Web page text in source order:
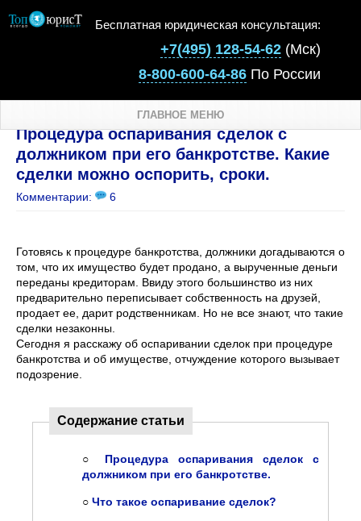
Бесплатная юридическая консультация:
+7(495) 128-54-62 (Мск)
8-800-600-64-86 По России
ГЛАВНОЕ МЕНЮ
Процедура оспаривания сделок с
должником при его банкротстве. Какие
сделки можно оспорить, сроки.
Комментарии: 6
Готовясь к процедуре банкротства, должники догадываются о
том, что их имущество будет продано, а вырученные деньги
переданы кредиторам. Ввиду этого большинство из них
предварительно переписывает собственность на друзей,
продает ее, дарит родственникам. Но не все знают, что такие
сделки незаконны.
Сегодня я расскажу об оспаривании сделок при процедуре
банкротства и об имуществе, отчуждение которого вызывает
подозрение.
Содержание статьи
○ Процедура оспаривания сделок с
должником при его банкротстве.
○Что такое оспаривание сделок?